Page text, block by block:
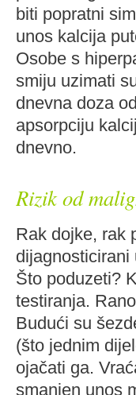
biti popratni
unos kalcija
Osobe s
smiju uzimati
dnevna doza
apsorpciju
dnevno.
Rizik od
Rak dojke, rak
dijagnosticirani
Što poduzeti?
testiranja.
Budući su
(što jednim
ojačati ga.
smanjen unos